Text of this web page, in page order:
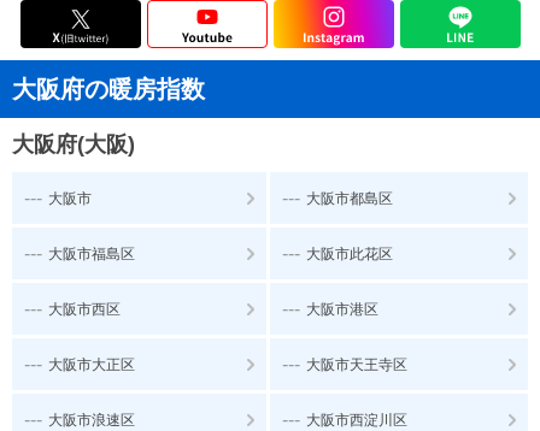
大阪府の暖房指数
大阪府(大阪)
--- 大阪市 --- 大阪市都島区
--- 大阪市福島区 --- 大阪市此花区
--- 大阪市西区 --- 大阪市港区
--- 大阪市大正区 --- 大阪市天王寺区
--- 大阪市浪速区 --- 大阪市西淀川区